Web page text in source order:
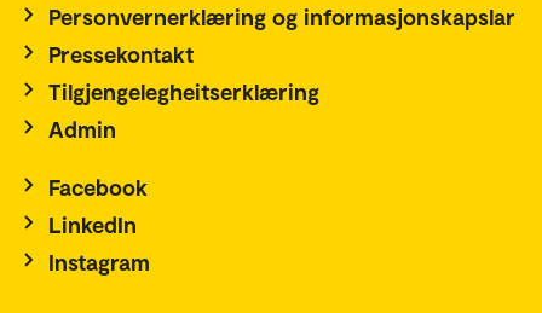
Personvernerklæring og informasjonskapslar
Pressekontakt
Tilgjengelegheitserklæring
Admin
Facebook
LinkedIn
Instagram